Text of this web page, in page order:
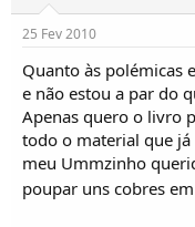
25 Fev 2010
Quanto às polémicas
e não estou a par do
Apenas quero o livro
todo o material que
meu Ummzinho
poupar uns cobres